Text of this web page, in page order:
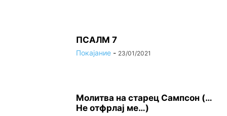
ПСАЛМ 7
Покајание - 23/01/2021
Молитва на старец Сампсон (…
Не отфрлај ме…)